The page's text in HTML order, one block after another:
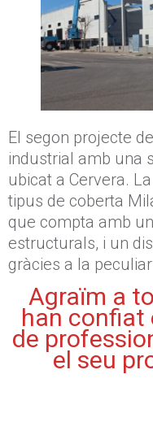
El segon projecte
industrial amb una
ubicat a Cervera.
tipus de coberta
que compta amb
estructurals, i un
gràcies a la
Agraïm a
han confiat
de
el seu